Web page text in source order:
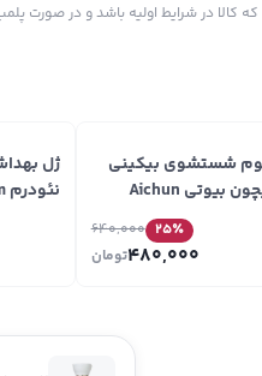
در شرایط اولیه باشد و در صورت
شستشوی بیکینی
آیچون بیوتی Aichun
25٪ 640,000
480,000تومان
ژل